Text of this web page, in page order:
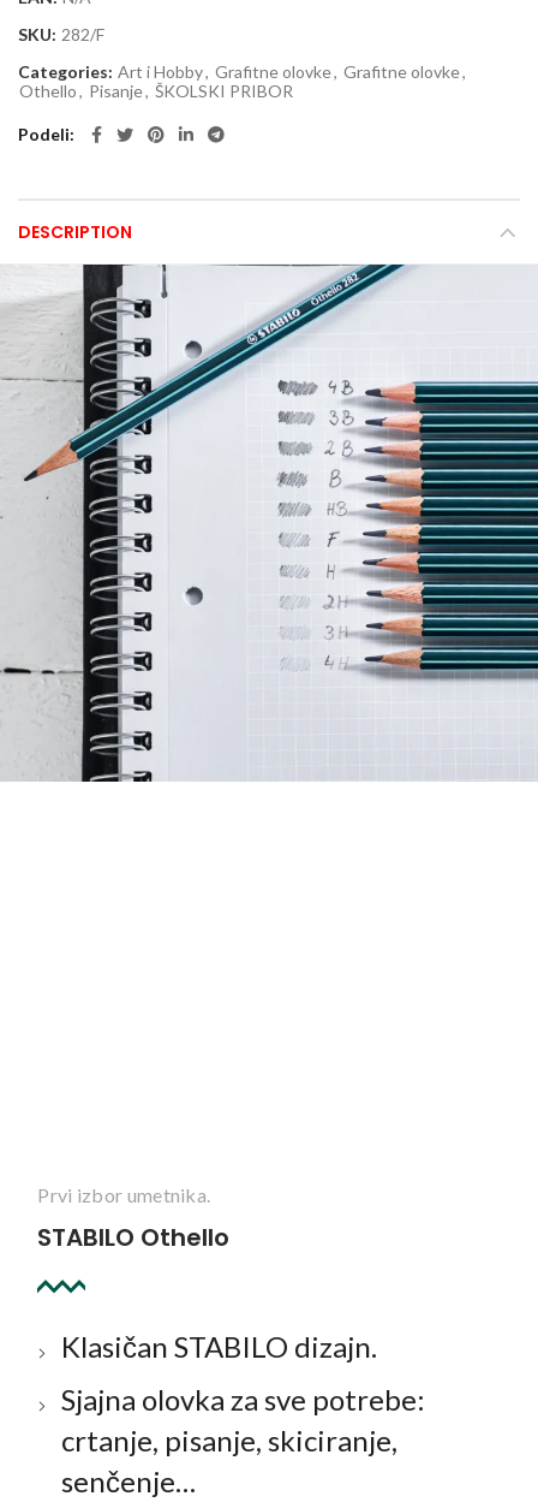
SKU: 282/F
Categories: Art i Hobby, Grafitne olovke, Grafitne olovke,
Othello, Pisanje, ŠKOLSKI PRIBOR
Podeli
DESCRIPTION
Prvi izbor umetnika.
STABILO Othello
Klasičan STABILO dizajn.
Sjajna olovka za sve potrebe:
crtanje, pisanje, skiciranje,
senčenje…